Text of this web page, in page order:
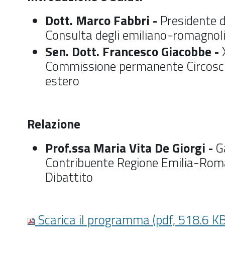
Dott. Marco Fabbri - Presidente
Consulta degli emiliano-
Sen. Dott. Francesco Giacobbe -
Commissione permanente
estero
Relazione
Prof.ssa Maria Vita De Giorgi -
Contribuente Regione Emilia-
Dibattito
Scarica il programma (pdf, 518.6